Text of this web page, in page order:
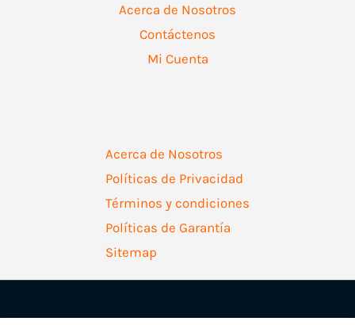
Acerca de Nosotros
Contáctenos
Mi Cuenta
Acerca de Nosotros
Políticas de Privacidad
Términos y condiciones
Políticas de Garantía
Sitemap